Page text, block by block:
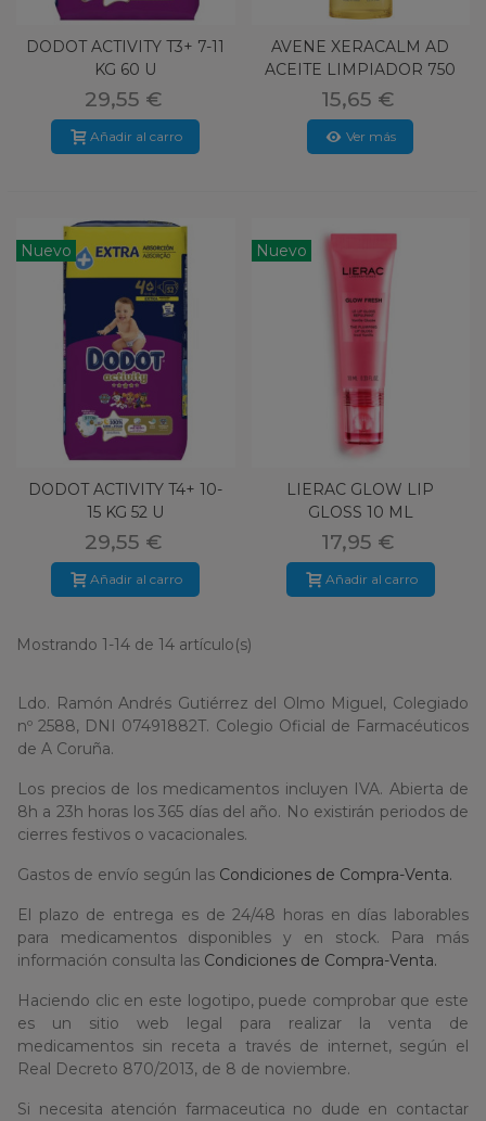
DODOT ACTIVITY T3+ 7-11
KG 60 U
29,55 €
Añadir al carro
AVENE XERACALM AD
ACEITE LIMPIADOR 750
ML
15,65 €
Ver más
Nuevo
DODOT ACTIVITY T4+ 10-
15 KG 52 U
29,55 €
Añadir al carro
Nuevo
LIERAC GLOW LIP
GLOSS 10 ML
17,95 €
Añadir al carro
Mostrando 1-14 de 14 artículo(s)
Ldo. Ramón Andrés Gutiérrez del Olmo Miguel, Colegiado
nº 2588, DNI 07491882T. Colegio Oficial de Farmacéuticos
de A Coruña.
Los precios de los medicamentos incluyen IVA. Abierta de
8h a 23h horas los 365 días del año. No existirán periodos de
cierres festivos o vacacionales.
Gastos de envío según las Condiciones de Compra-Venta.
El plazo de entrega es de 24/48 horas en días laborables
para medicamentos disponibles y en stock. Para más
información consulta las Condiciones de Compra-Venta.
Haciendo clic en este logotipo, puede comprobar que este
es un sitio web legal para realizar la venta de
medicamentos sin receta a través de internet, según el
Real Decreto 870/2013, de 8 de noviembre.
Si necesita atención farmaceutica no dude en contactar